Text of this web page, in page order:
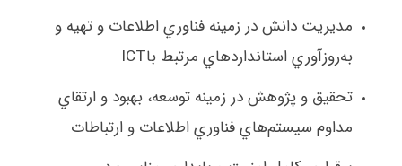
مديريت دانش در زمينه فناوري اطلاعات و تهيه و
به‌روزآوري استانداردهاي مرتبط باICT
تحقيق و پژوهش در زمينه توسعه، بهبود و ارتقاي
مداوم سيستم‌هاي فناوري اطلاعات و ارتباطات